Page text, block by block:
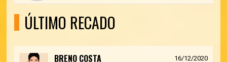
ÚLTIMO RECADO
BRENO COSTA 16/12/2020